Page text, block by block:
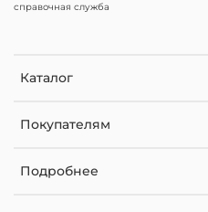
Каталог
Покупателям
Подробнее
справочная служба